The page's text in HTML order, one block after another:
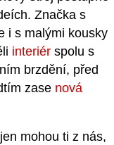
Značka s
i s malými kousky
interiér spolu s
brzdění, před
zase nová
mohou ti z nás,